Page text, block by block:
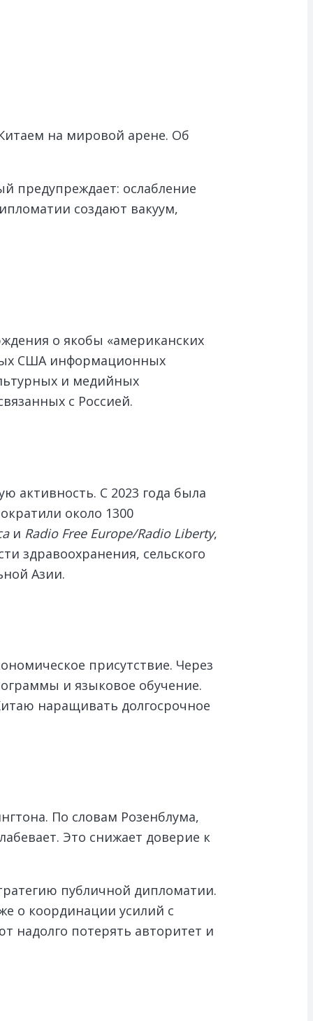
на мировой арене. Об
предупреждает: ослабление
создают вакуум,
о якобы «американских
США информационных
и медийных
с Россией.
активность. С 2023 года была
около 1300
и Radio Free Europe/Radio Liberty,
здравоохранения, сельского
Азии.
присутствие. Через
и языковое обучение.
наращивать долгосрочное
По словам Розенблума,
Это снижает доверие к
публичной дипломатии.
о координации усилий с
надолго потерять авторитет и